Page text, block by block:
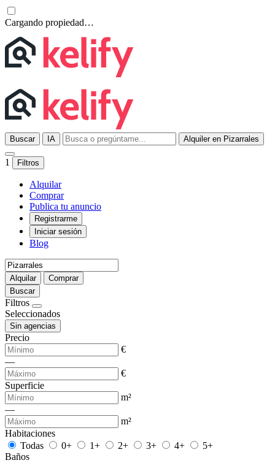
Cargando propiedad…
Buscar IA Alquiler en Pizarrales
1 Filtros
Alquilar
Comprar
Publica tu anuncio
Registrarme
Iniciar sesión
Blog
Alquilar
Comprar
Buscar
Filtros
Seleccionados
Sin agencias
Precio
€
—
€
Superficie
m²
—
m²
Habitaciones
Todas
0+ 1+ 2+ 3+ 4+
5+
Baños